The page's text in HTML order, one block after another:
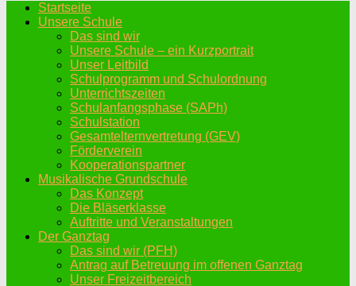
Startseite
Unsere Schule
Das sind wir
Unsere Schule – ein Kurzportrait
Unser Leitbild
Schulprogramm und Schulordnung
Unterrichtszeiten
Schulanfangsphase (SAPh)
Schulstation
Gesamtelternvertretung (GEV)
Förderverein
Kooperationspartner
Musikalische Grundschule
Das Konzept
Die Bläserklasse
Auftritte und Veranstaltungen
Der Ganztag
Das sind wir (PFH)
Antrag auf Betreuung im offenen Ganztag
Unser Freizeitbereich